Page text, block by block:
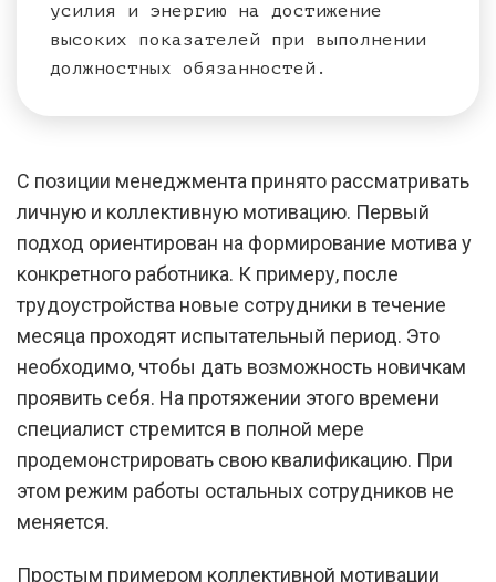
усилия и энергию на достижение
высоких показателей при выполнении
должностных обязанностей.
С позиции менеджмента принято рассматривать
личную и коллективную мотивацию. Первый
подход ориентирован на формирование мотива у
конкретного работника. К примеру, после
трудоустройства новые сотрудники в течение
месяца проходят испытательный период. Это
необходимо, чтобы дать возможность новичкам
проявить себя. На протяжении этого времени
специалист стремится в полной мере
продемонстрировать свою квалификацию. При
этом режим работы остальных сотрудников не
меняется.
Простым примером коллективной мотивации